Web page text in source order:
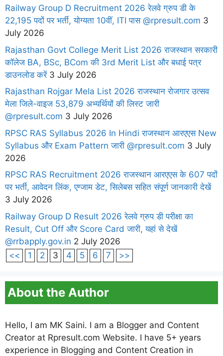
Railway Group D Recruitment 2026 रेलवे ग्रुप डी के
22,195 पदों पर भर्ती, योग्यता 10वीं, ITI पास @rpresult.com 3
July 2026
Rajasthan Govt College Merit List 2026 राजस्थान सरकारी
कॉलेज BA, BSc, BCom की 3rd Merit List और बधाई पत्र
डाउनलोड करें3 July 2026
Rajasthan Rojgar Mela List 2026 राजस्थान रोजगार उत्सव
मेला जिले-वाइज 53,879 अभ्यर्थियों की लिस्ट जारी
@rpresult.com 3 July 2026
RPSC RAS Syllabus 2026 In Hindi राजस्थान आरएएस New
Syllabus और Exam Pattern जारी @rpresult.com 3 July
2026
RPSC RAS Recruitment 2026 राजस्थान आरएएस के 607 पदों
पर भर्ती, आवेदन लिंक, एग्जाम डेट, सिलेबस सहित संपूर्ण जानकारी देखें
3 July 2026
Railway Group D Result 2026 रेलवे ग्रुप डी परीक्षा का
Result, Cut Off और Score Card जारी, यहां से देखें
@rrbapply.gov.in 2 July 2026
<<
1 2 3 4 5 6 7 >>
About the Author
Hello, I am MK Saini. I am a Blogger and Content
Creator at Rpresult.com Website. I have 5+ years
experience in Blogging and Content Creation in